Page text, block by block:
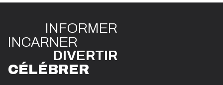
INFORMER
INCARNER
DIVERTIR
CÉLÉBRER